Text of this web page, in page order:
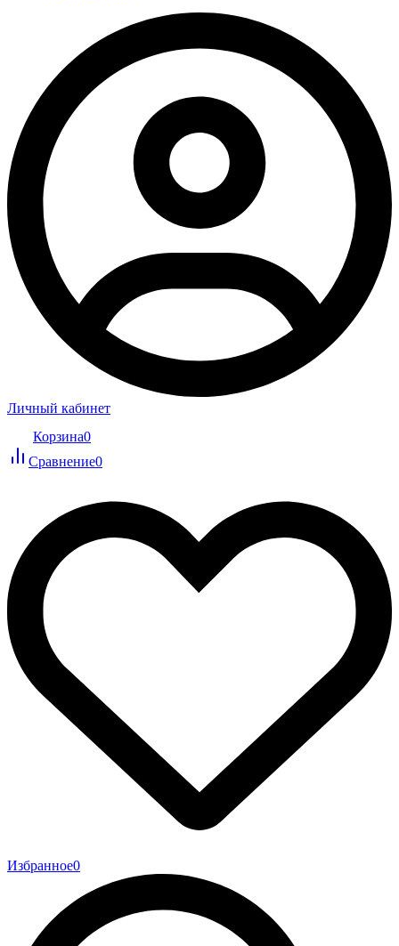
Личный кабинет
Корзина0
Сравнение0
Избранное0